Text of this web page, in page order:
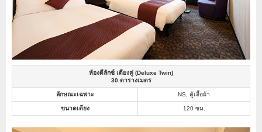
ห้องดีลักซ์ เตียงคู่ (Deluxe Twin)
30 ตารางเมตร
ลักษณะเฉพาะ NS, ตู้เสื้อผ้า
ขนาดเตียง 120 ซม.